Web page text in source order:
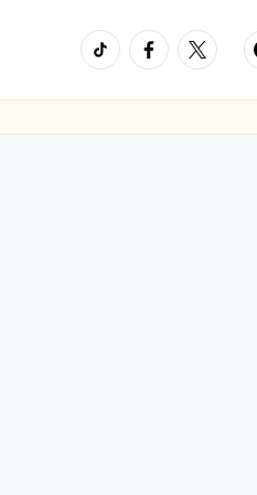
TikTokFacebook
Twitter